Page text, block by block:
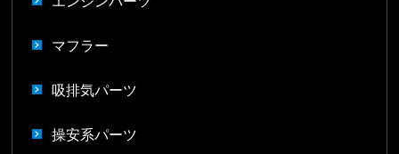
マフラー
吸排気パーツ
操安系パーツ